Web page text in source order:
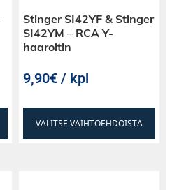
Stinger SI42YF & Stinger
SI42YM – RCA Y-
haaroitin
9,90€ / kpl
VALITSE VAIHTOEHDOISTA